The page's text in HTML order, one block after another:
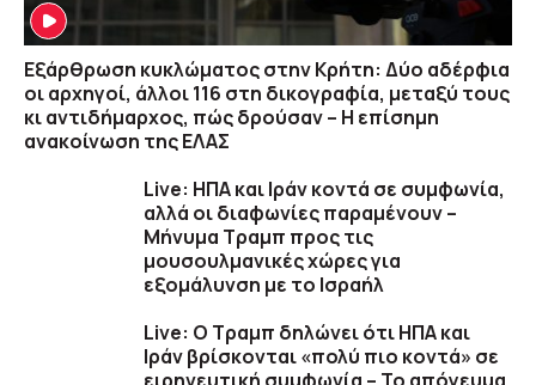
Εξάρθρωση κυκλώματος στην Κρήτη: Δύο αδέρφια
οι αρχηγοί, άλλοι 116 στη δικογραφία, μεταξύ τους
κι αντιδήμαρχος, πώς δρούσαν – Η επίσημη
ανακοίνωση της ΕΛΑΣ
Live: ΗΠΑ και Ιράν κοντά σε συμφωνία,
αλλά οι διαφωνίες παραμένουν –
Μήνυμα Τραμπ προς τις
μουσουλμανικές χώρες για
εξομάλυνση με το Ισραήλ
Live: Ο Τραμπ δηλώνει ότι ΗΠΑ και
Ιράν βρίσκονται «πολύ πιο κοντά» σε